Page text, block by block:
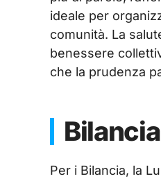
ideale per
comunità. La
benessere
che la prudenza
Bilancia
Per i Bilancia, la